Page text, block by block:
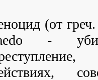
(от
-